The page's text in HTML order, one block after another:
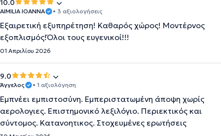
10.0
AIMILIA IOANNA • 3 αξιολογήσεις
Εξαιρετική εξυπηρέτηση! Καθαρός χώρος! Μοντέρνος
εξοπλισμός!Όλοι τους ευγενικοί!!!
01 Απριλίου 2026
9.0
Άγγελος • 1 αξιολόγηση
Εμπνέει εμπιστοσύνη. Εμπεριστατωμένη άποψη χωρίς
αερολογιες. Επιστημονικό λεξιλόγιο. Περιεκτικός και
σύντομος. Κατανοητικος. Στοχευμένες ερωτήσεις